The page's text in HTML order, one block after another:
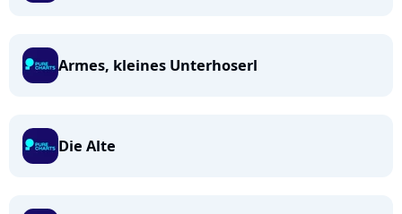
Armes, kleines Unterhoserl
Die Alte